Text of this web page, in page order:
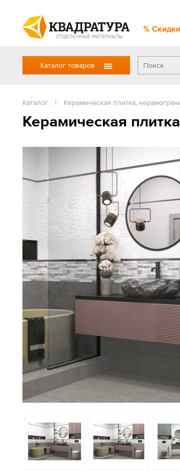
ОТДЕЛОЧНЫЕ МАТЕРИАЛЫ
Скидки
Каталог товаров
Каталог | Керамическая плитка,
Керамическая